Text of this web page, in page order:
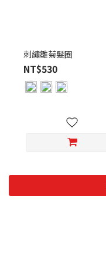
刺繡雛菊髮圈
NT$530